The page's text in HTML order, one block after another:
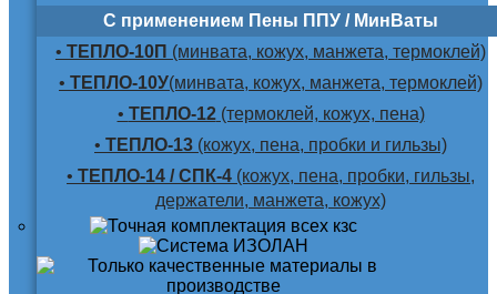
С применением Пены ППУ / МинВаты
• ТЕПЛО-10П (минвата, кожух, манжета, термоклей)
• ТЕПЛО-10У(минвата, кожух, манжета, термоклей)
• ТЕПЛО-12(термоклей, кожух, пена)
• ТЕПЛО-13 (кожух, пена, пробки и гильзы)
• ТЕПЛО-14 / СПК-4 (кожух, пена, пробки, гильзы,
держатели, манжета, кожух)